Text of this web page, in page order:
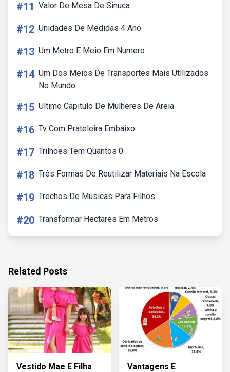
#11 Valor De Mesa De Sinuca
#12 Unidades De Medidas 4 Ano
#13 Um Metro E Meio Em Numero
#14 Um Dos Meios De Transportes Mais Utilizados
No Mundo
#15 Ultimo Capitulo De Mulheres De Areia
#16 Tv Com Prateleira Embaixo
#17 Trilhoes Tem Quantos 0
#18 Três Formas De Reutilizar Materiais Na Escola
#19 Trechos De Musicas Para Filhos
#20 Transformar Hectares Em Metros
Related Posts
Vestido Mae E Filha
Vantagens E